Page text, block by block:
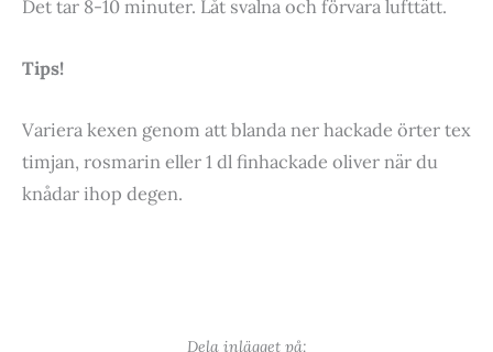
Det tar 8-10 minuter. Låt svalna och förvara lufttätt.
Tips!
Variera kexen genom att blanda ner hackade örter tex
timjan, rosmarin eller 1 dl finhackade oliver när du
knådar ihop degen.
Dela inlägget på: